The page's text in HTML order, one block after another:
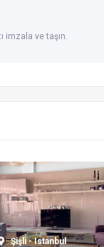
imzala ve taşın.
Şişli - Istanbul